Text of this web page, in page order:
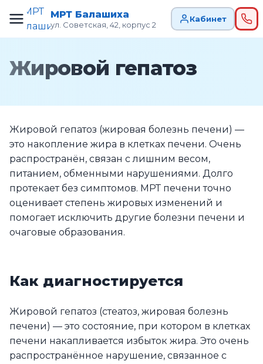
МРТ Балашиха
ул. Советская, 42, корпус 2
Кабинет
Жировой гепатоз
Жировой гепатоз (жировая болезнь печени) —
это накопление жира в клетках печени. Очень
распространён, связан с лишним весом,
питанием, обменными нарушениями. Долго
протекает без симптомов. МРТ печени точно
оценивает степень жировых изменений и
помогает исключить другие болезни печени и
очаговые образования.
Как диагностируется
Жировой гепатоз (стеатоз, жировая болезнь
печени) — это состояние, при котором в клетках
печени накапливается избыток жира. Это очень
распространённое нарушение, связанное с